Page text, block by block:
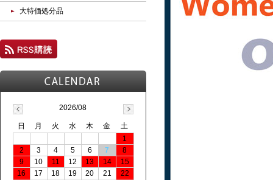
大特価処分品
2026/08
日 月 火 水 木 金
土
1
2
3 4 5 6 7
8
9
10 11 12 13 14
15
16
17 18 19 20 21
22